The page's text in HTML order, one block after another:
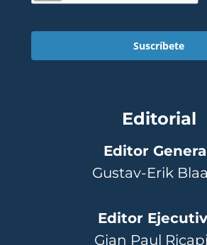
Suscríbete
Editorial
Editor
Gustav-Erik
Editor
Gian Paul